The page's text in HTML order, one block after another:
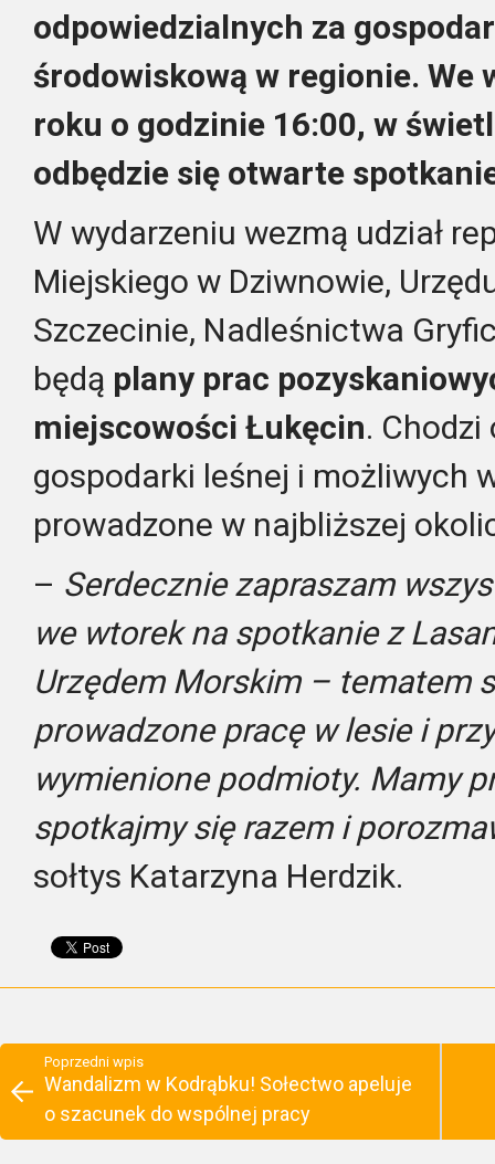
odpowiedzialnych za
środowiskową w regionie. We
roku o godzinie 16:00, w
odbędzie się otwarte
W wydarzeniu wezmą udział
Miejskiego w Dziwnowie,
Szczecinie, Nadleśnictwa
będą plany prac
miejscowości Łukęcin. Chodzi
gospodarki leśnej i możliwych
prowadzone w najbliższej
– Serdecznie zapraszam
we wtorek na spotkanie z
Urzędem Morskim – tematem
prowadzone pracę w lesie i
wymienione podmioty. Mamy
spotkajmy się razem i
sołtys Katarzyna Herdzik.
Poprzedni wpis
Wandalizm w Kodrąbku! Sołectwo apeluje
o szacunek do wspólnej pracy